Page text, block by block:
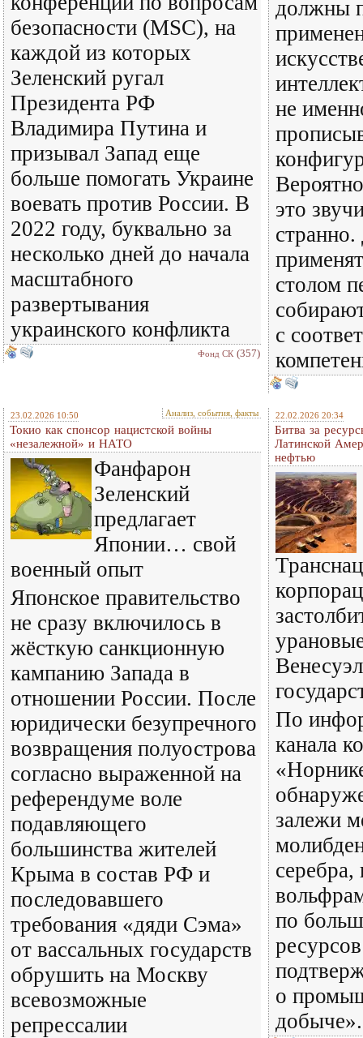
безопасности (MSC), на
каждой из которых
Зеленский ругал
Президента РФ
Владимира Путина и
призывал Запад еще
больше помогать Украине
воевать против России. В
2022 году, буквально за
несколько дней до начала
масштабного
развертывания
украинского конфликта
Фонд СК (357)
должны
не
это
странно.
столом
с
23.02.2026 10:50 Анализ, события, факты
Токио как спонсор нацистской войны
«незалежной» и НАТО
Фанфарон
Зеленский
предлагает
Японии… свой
военный опыт
Японское правительство
не сразу включилось в
жёсткую санкционную
кампанию Запада в
отношении России. После
юридически безупречного
возвращения полуострова
согласно выраженной на
референдуме воле
подавляющего
большинства жителей
Крыма в состав РФ и
последовавшего
требования «дяди Сэма»
от вассальных государств
обрушить на Москву
всевозможные
репрессалии
22.02.2026 20:34
Битва за
Латинской
нефтью
По
канала
залежи
серебра,
по
о
добыче».